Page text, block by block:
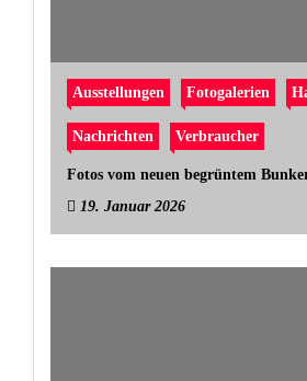
Ausstellungen Fotogalerien
Nachrichten Verbraucher
Fotos vom neuen begrüntem
19. Januar 2026